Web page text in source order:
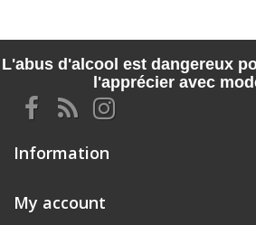
L'abus d'alcool est dangereux
l'apprécier avec
Information
My account